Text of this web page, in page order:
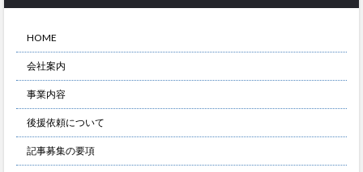
HOME
会社案内
事業内容
後援依頼について
記事募集の要項